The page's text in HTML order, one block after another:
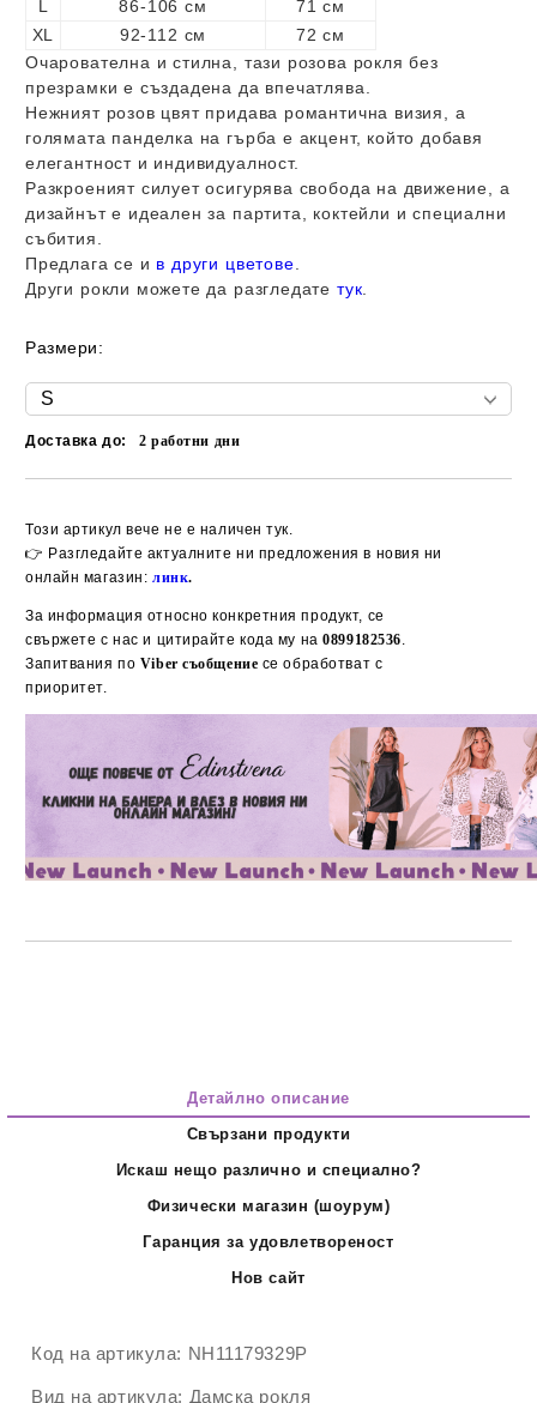
L
86-106 см
71 см
XL
92-112 см
72 см
Очарователна и стилна, тази розова рокля без
презрамки е създадена да впечатлява.
Нежният розов цвят придава романтична визия, а
голямата панделка на гърба е акцент, който добавя
елегантност и индивидуалност.
Разкроеният силует осигурява свобода на движение, а
дизайнът е идеален за партита, коктейли и специални
събития.
Предлага се и в други цветове
Други рокли можете да разгледате тук
Размери:
Доставка до: 2работни дни
Този артикул вече не е наличен тук.
👉 Разгледайте актуалните ни предложения в новия ни
онлайн магазин: линк.
За информация относно конкретния продукт, се
свържете с нас и цитирайте кода му на0899182536
Запитвания по Viber съобщение се обработват с
приоритет.
Детайлно описание
Свързани продукти
Искаш нещо различно и специално?
Физически магазин (шоурум)
Гаранция за удовлетвореност
Нов сайт
Код на артикула: NH11179329P
Вид на артикула: Дамска рокля